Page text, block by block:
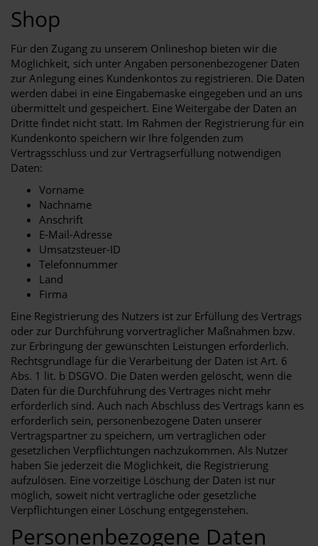
Shop
Für den Zugang zu unserem Onlineshop bieten wir die
Möglichkeit, sich unter Angaben personenbezogener Daten
zur Anlegung eines Kundenkontos zu registrieren. Die Daten
werden dabei in eine Eingabemaske eingegeben und an uns
übermittelt und gespeichert. Eine Weitergabe der Daten an
Dritte findet nicht statt. Im Rahmen der Registrierung für ein
Kundenkonto speichern wir Ihre folgenden zum
Vertragsschluss und zur Vertragserfüllung notwendigen
Daten:
Vorname
Nachname
Anschrift
E-Mail-Adresse
Umsatzsteuer-ID
Telefonnummer
Land
Firma
Eine Registrierung des Nutzers ist zur Erfüllung des Vertrags
oder zur Durchführung vorvertraglicher Maßnahmen bzw.
zur Erbringung der gewünschten Leistungen erforderlich.
Rechtsgrundlage für die Verarbeitung der Daten ist Art. 6
Abs. 1 lit. b DSGVO. Die Daten werden gelöscht, wenn die
Daten für die Durchführung des Vertrages nicht mehr
erforderlich sind. Auch nach Abschluss des Vertrags kann es
erforderlich sein, personenbezogene Daten unserer
Vertragspartner zu speichern, um vertraglichen oder
gesetzlichen Verpflichtungen nachzukommen. Als Nutzer
haben Sie jederzeit die Möglichkeit, die Registrierung
aufzulösen. Eine vorzeitige Löschung der Daten ist nur
möglich, soweit nicht vertragliche oder gesetzliche
Verpflichtungen einer Löschung entgegenstehen.
Personenbezogene Daten